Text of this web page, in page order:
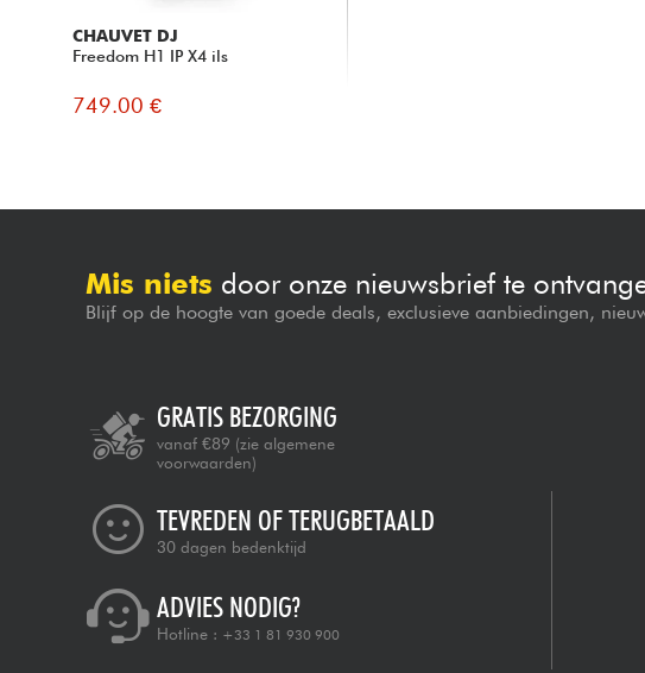
CHAUVET DJ
Freedom H1 IP X4 ils
749.00 €
Mis niets door onze nieuwsbrief te
Blijf op de hoogte van goede deals, exclusieve aanbiedingen,
GRATIS BEZORGING
vanaf €89 (zie algemene
voorwaarden)
TEVREDEN OF TERUGBETAALD
30 dagen bedenktijd
ADVIES NODIG?
Hotline : +33 1 81 930 900